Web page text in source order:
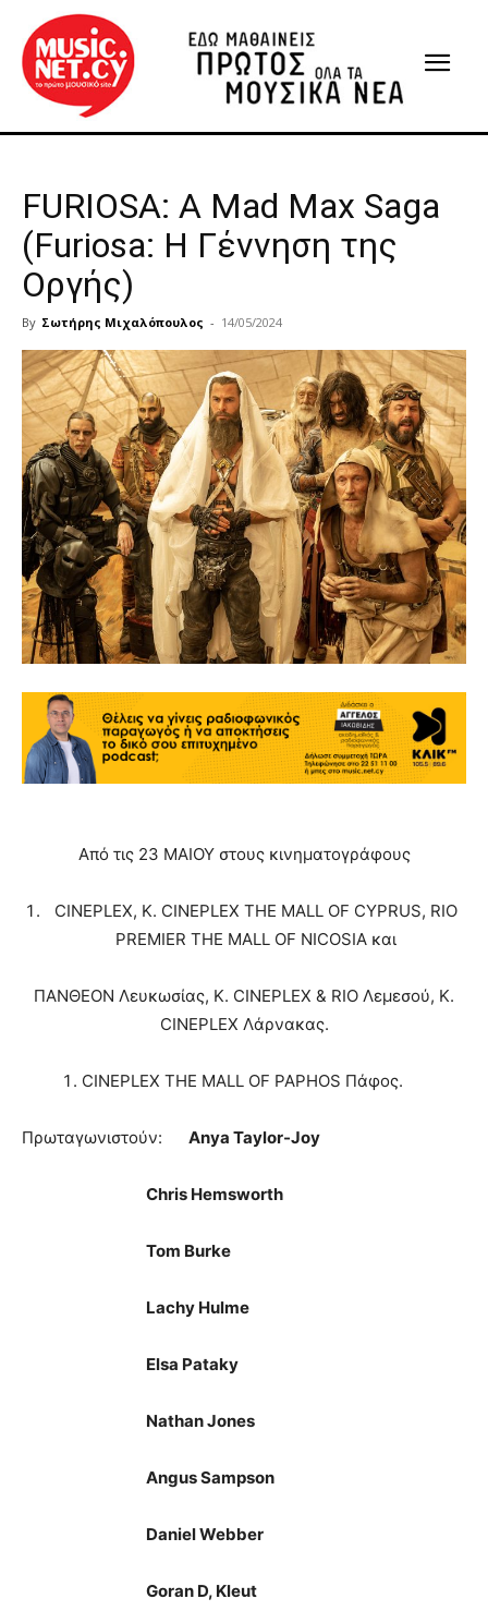
FURIOSA: A Mad Max Saga
(Furiosa: H Γέννηση της
Οργής)
By Σωτήρης Μιχαλόπουλος - 14/05/2024
Από τις 23 ΜΑΙΟΥ στους κινηματογράφους
CINEPLEX, K. CINEPLEX THE MALL OF CYPRUS, RIO
PREMIER THE MALL OF NICOSIA και
ΠΑΝΘΕΟΝ Λευκωσίας, K. CINEPLEX & RIO Λεμεσού, K.
CINEPLEX Λάρνακας.
CINEPLEX THE MALL OF PAPHOS Πάφος.
Πρωταγωνιστούν: Anya Taylor-Joy
Chris Hemsworth
Tom Burke
Lachy Hulme
Elsa Pataky
Nathan Jones
Angus Sampson
Daniel Webber
Goran D, Kleut